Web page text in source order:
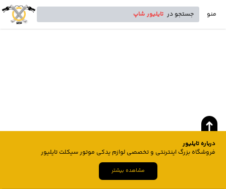
منو جستجو در تایلیور شاپ
درباره تایلیور
فروشگاه بزرگ اینترنتی و تخصصی لوازم یدکی موتور سیکلت تایلیور
مشاهده بیشتر